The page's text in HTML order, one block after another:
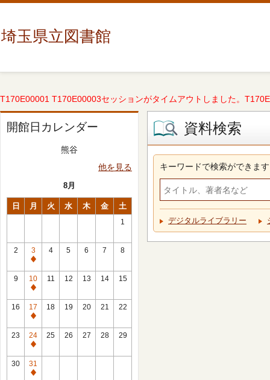
埼玉県立図書館
T170E00001 T170E00003セッションがタイムアウトしました。
開館日カレンダー
熊谷
他を見る
8月
日 月 火 水 木 金 土
1
2
3
休
館
日
4 5 6 7 8
9
10
休
館
日
11 12 13 14 15
16
17
休
館
日
18 19 20 21 22
23
24
休
館
日
25 26 27 28 29
30
31
休
資料検索
キーワードで検索ができます
デジタルライブラリー